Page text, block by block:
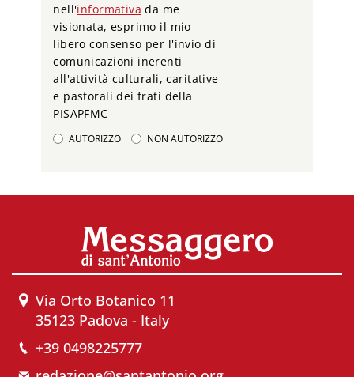
nell'informativa da me
visionata, esprimo il mio
libero consenso per l'invio di
comunicazioni inerenti
all'attività culturali, caritative
e pastorali dei frati della
PISAPFMC
AUTORIZZO NON AUTORIZZO
Via Orto Botanico 11
35123 Padova - Italy
+39 0498225777